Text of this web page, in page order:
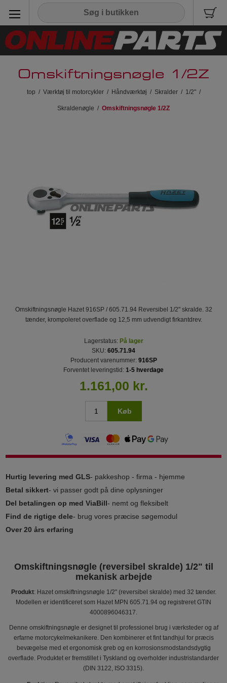
Omskiftningsnøgle 1/2Z
top / Værktøj til motorcykler / Håndværktøj / Skralder / 1/2" /
Skraldenøgle / Omskiftningsnøgle 1/2Z
Omskiftningsnøgle Hazet 916SP / 605.71.94 Reversibel 1/2" skralde. 32
tænder, krompoleret overflade og 12,5 mm udvendigt firkantdrev.
Lagerstatus: På lager
SKU: 605.71.94
Producent varenummer: 916SP
Forventet leveringstid: 1-5 hverdage
1.161,00 kr.
Køb
Hurtig levering med GLS- pakkeshop - firma - hjemme
Betal sikkert- vi passer godt på dine oplysninger
Del betalingen op med ViaBill- nemt og fleksibelt
Find de rigtige dele- brug vores præcise søgemodul
Over 20 års erfaring
Omskiftningsnøgle (reversibel skralde) 1/2" til
mekanisk arbejde
Produkt: Hazet omskiftningsnøgle 1/2" (reversibel skralde) med 32 tænder.
Modellen er identificeret som Hazet MPN 605.71.94 og registreret GTIN
4000896046317.
Denne omskiftningsnøgle er designet til professionel brug i værksteder og af
erfarne motorcykelmekanikere. Den kombinerer et fint tandhjul for præcis
bevægelse med et ergonomisk greb og en korrosionsmodstandsdygtig
overflade. Produktet er fremstillet i Tyskland og overholder industristandarder
(DIN 3122, ISO 3315).